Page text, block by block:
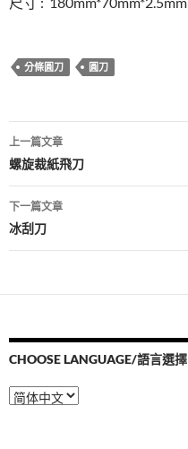
分條圓刀 圓刀
文
章
導
覽
上一篇文章
螺旋裁紙飛刀
下一篇文章
冰刮刀
CHOOSE LANGUAGE/語言選擇
Choose
Language/